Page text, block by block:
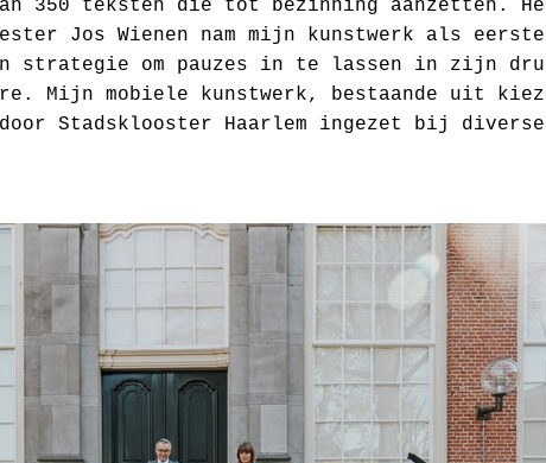
350 teksten die tot bezinning aanzetten.
Jos Wienen nam mijn kunstwerk als
strategie om pauzes in te lassen in zijn
Mijn mobiele kunstwerk, bestaande uit
Stadsklooster Haarlem ingezet bij